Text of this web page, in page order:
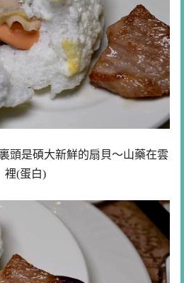
頭是碩大新鮮的扇貝～山藥在雲
裡(蛋白)